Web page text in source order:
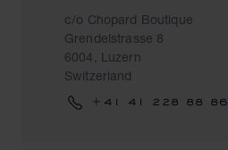
c/o Chopard Boutique
Grendelstrasse 8
6004, Luzern
Switzerland
+41 41 228 88 86